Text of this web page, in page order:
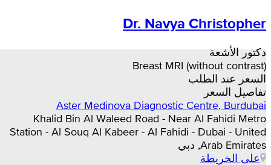
Dr. Navya Christopher
دكتور الأشعة
Breast MRI (without contrast)
السعر عند الطلب
تفاصيل السعر
Aster Medinova Diagnostic Centre, Burdubai
Khalid Bin Al Waleed Road - Near Al Fahidi Metro
Station - Al Souq Al Kabeer - Al Fahidi - Dubai - United
Arab Emirates, دبي
على الخريطة